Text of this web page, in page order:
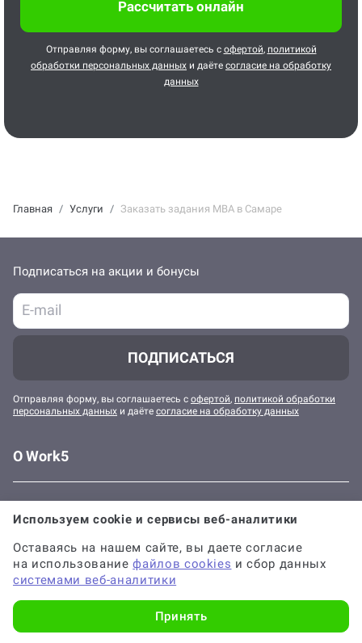
Отправляя форму, вы соглашаетесь с офертой, политикой
обработки персональных данных и даёте согласие на обработку
данных
Главная Услуги Заказать задания MBA в Самаре
Подписаться на акции и бонусы
ПОДПИСАТЬСЯ
Отправляя форму, вы соглашаетесь с офертой, политикой обработки
персональных данных и даёте согласие на обработку данных
О Work5
Работа в Work5
Наши социальные сети Напишите нам
Используем cookie и сервисы веб-аналитики
Оставаясь на нашем сайте, вы даете согласие
на использованиефайлов cookies и сбор данных
системами веб-аналитики
Принять